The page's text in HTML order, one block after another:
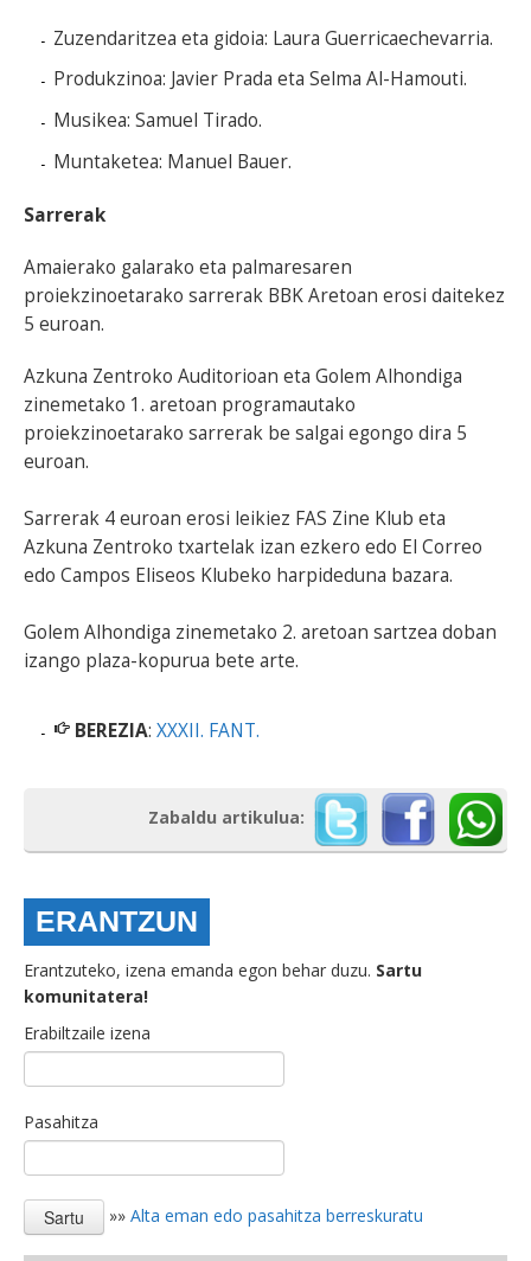
Zuzendaritzea eta gidoia: Laura Guerricaechevarria.
Produkzinoa: Javier Prada eta Selma Al-Hamouti.
Musikea: Samuel Tirado.
Muntaketea: Manuel Bauer.
Sarrerak
Amaierako galarako eta palmaresaren
proiekzinoetarako sarrerak BBK Aretoan erosi daitekez
5 euroan.
Azkuna Zentroko Auditorioan eta Golem Alhondiga
zinemetako 1. aretoan programautako
proiekzinoetarako sarrerak be salgai egongo dira 5
euroan.
Sarrerak 4 euroan erosi leikiez FAS Zine Klub eta
Azkuna Zentroko txartelak izan ezkero edo El Correo
edo Campos Eliseos Klubeko harpideduna bazara.
Golem Alhondiga zinemetako 2. aretoan sartzea doban
izango plaza-kopurua bete arte.
BEREZIA: XXXII. FANT.
Zabaldu artikulua:
ERANTZUN
Erantzuteko, izena emanda egon behar duzu. Sartu
komunitatera!
Erabiltzaile izena
Pasahitza
»» Alta eman edo pasahitza berreskuratu